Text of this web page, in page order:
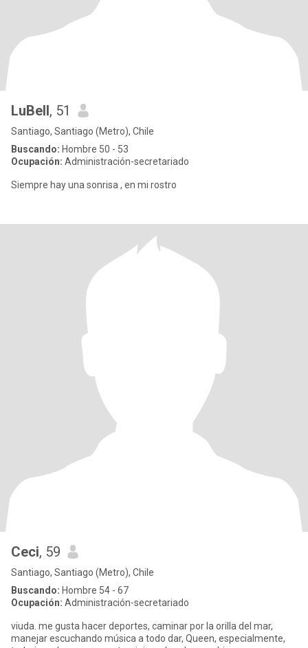
LuBell, 51
Santiago, Santiago (Metro), Chile
Buscando: Hombre 50 - 53
Ocupación: Administración-secretariado
Siempre hay una sonrisa , en mi rostro
Ceci, 59
Santiago, Santiago (Metro), Chile
Buscando: Hombre 54 - 67
Ocupación: Administración-secretariado
viuda. me gusta hacer deportes, caminar por la orilla del mar,
manejar escuchando música a todo dar, Queen, especialmente,